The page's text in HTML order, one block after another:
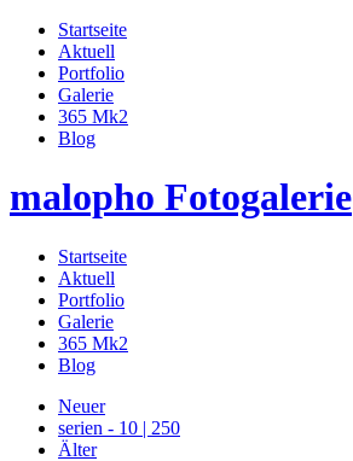
Startseite
Aktuell
Portfolio
Galerie
365 Mk2
Blog
malopho Fotogalerie
Startseite
Aktuell
Portfolio
Galerie
365 Mk2
Blog
Neuer
serien - 10 | 250
Älter